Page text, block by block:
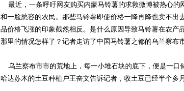
最近，一条呼吁网友购买内蒙马铃薯的求救微博被热心的
和一脸愁容的农民。那些马铃薯即使价格一降再降也卖不出
品价格飞涨的印象截然相反。是什么原因导致马铃薯在农产
那里的情况怎样了？记者走访了中国马铃薯之都的乌兰察布市
乌兰察布市市的荒地上，每一小堆石块的底下，便是一口
哈达苏木的土豆种植户王奋文告诉记者，收土豆已经半个多